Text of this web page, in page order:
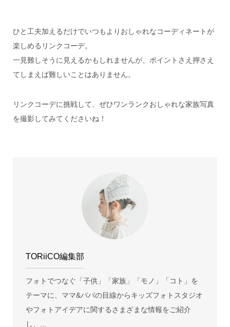
ひと工夫加えるだけでいつもよりおしゃれなコーディネートが
楽しめるリンクコーデ。
一見難しそうに見えるかもしれませんが、ポイントさえ押さえ
てしまえば難しいことはありません。
リンクコーデに挑戦して、ぜひワンランクおしゃれな家族写真
を撮影してみてくださいね！
TORiiCO編集部
フォトでつなぐ「子供」「家族」「モノ」「コト」を
テーマに、ママ&パパの目線からキッズフォトスタジオ
やフォトアイデアに関するさまざまな情報をご紹介
し、...